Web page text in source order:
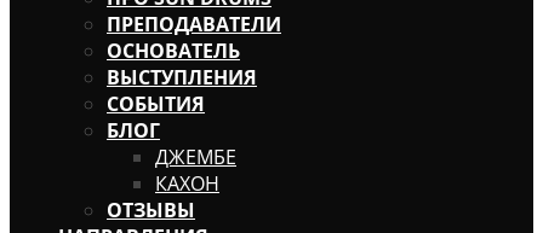
ПРЕПОДАВАТЕЛИ
ОСНОВАТЕЛЬ
ВЫСТУПЛЕНИЯ
СОБЫТИЯ
БЛОГ
ДЖЕМБЕ
КАХОН
ОТЗЫВЫ